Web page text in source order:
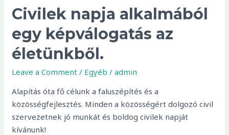
Civilek napja alkalmából
egy képválogatás az
életünkből.
Leave a Comment / Egyéb /admin
Alapítás óta fő célunk a faluszépítés és a
közösségfejlesztés. Minden a közösségért dolgozó civil
szervezetnek jó munkát és boldog civilek napját
kívánunk!